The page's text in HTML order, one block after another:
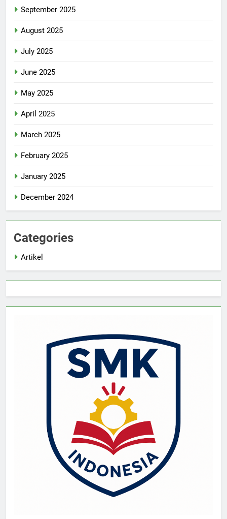
September 2025
August 2025
July 2025
June 2025
May 2025
April 2025
March 2025
February 2025
January 2025
December 2024
Categories
Artikel